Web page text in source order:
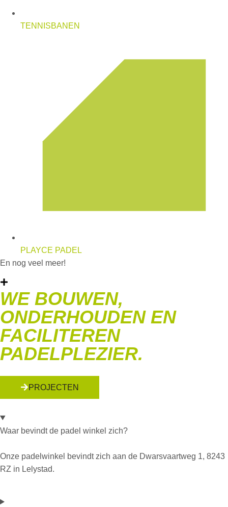
TENNISBANEN
PLAYCE PADEL
En nog veel meer!
WE BOUWEN,
ONDERHOUDEN EN
FACILITEREN
PADELPLEZIER.
PROJECTEN
Waar bevindt de padel winkel zich?
Onze padelwinkel bevindt zich aan de Dwarsvaartweg 1, 8243
RZ in Lelystad.